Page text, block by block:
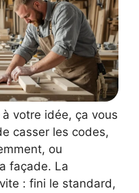
votre idée, ça vous
casser les codes,
ou
façade. La
: fini le standard,